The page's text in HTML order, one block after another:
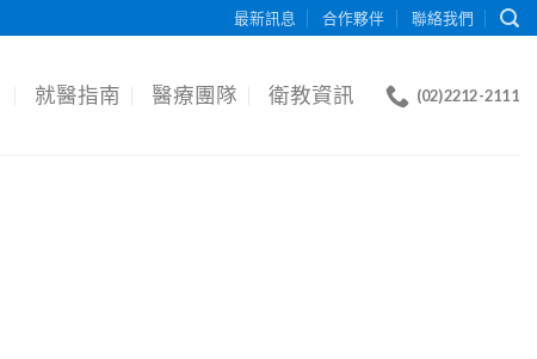
最新訊息 合作夥伴 聯絡我們
就醫指南 醫療團隊 衛教資訊 (02)2212-2111